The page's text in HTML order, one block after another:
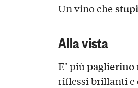
Un vino che
Alla vista
E’ più paglierino
riflessi brillanti e